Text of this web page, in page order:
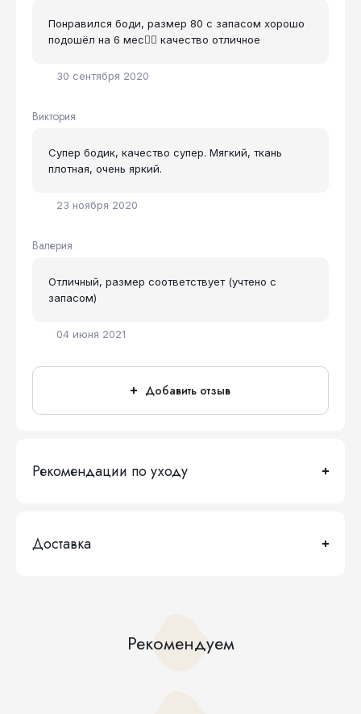
30 сентября 2020
Понравился боди, размер 80 с запасом хорошо
подошёл на 6 мес👍🏻 качество отличное
Виктория
23 ноября 2020
Супер бодик, качество супер. Мягкий, ткань
плотная, очень яркий.
Валерия
04 июня 2021
Отличный, размер соответствует (учтено с
запасом)
Добавить отзыв
Рекомендации по уходу
Доставка
Рекомендуем